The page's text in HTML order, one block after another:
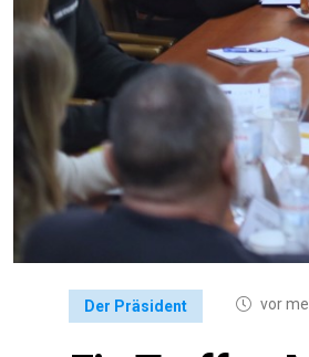
Der Präsident vor